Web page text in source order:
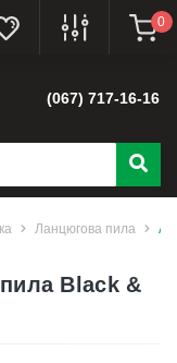
0
(067) 717-16-16
Ланцюгова пила
Black &